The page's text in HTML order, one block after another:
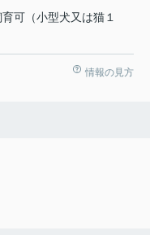
可（小型犬又は猫１
情報の見方